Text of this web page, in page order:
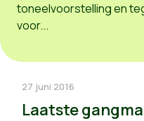
toneelvoorstelling en
voor...
27 juni 2016
Laatste